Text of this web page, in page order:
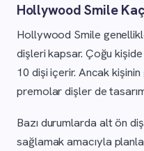
Hollywood Smile Kaç
Hollywood Smile
dişleri kapsar. Çoğu
10 dişi içerir. Ancak
premolar dişler de
Bazı durumlarda alt ön
sağlamak amacıyla